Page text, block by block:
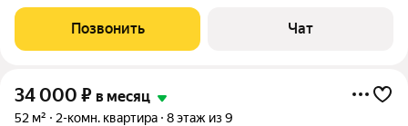
Позвонить Чат
34 000 ₽ в месяц
52 м² 2-комн. квартира 8 этаж из 9